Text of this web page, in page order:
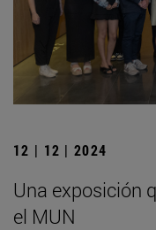
12 | 12 | 2024
Una exposición
el MUN